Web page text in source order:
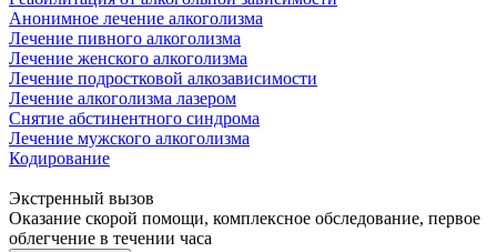
Анонимное лечение алкоголизма
Лечение пивного алкоголизма
Лечение женского алкоголизма
Лечение подростковой алкозависимости
Лечение алкоголизма лазером
Снятие абстинентного синдрома
Лечение мужского алкоголизма
Кодирование
Экстренный вызов
Оказание скорой помощи, комплексное обследование, первое
облегчение в течении часа